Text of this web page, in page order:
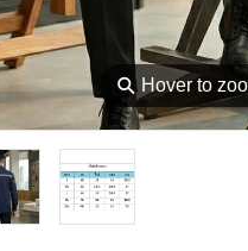
⚲ Hover to